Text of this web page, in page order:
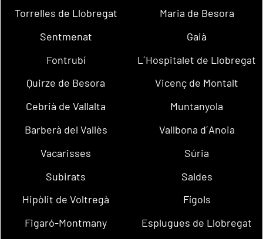
Torrelles de Llobregat
Maria de Besora
Sentmenat
Gaià
Fontrubí
L´Hospitalet de Llobregat
Quirze de Besora
Vicenç de Montalt
Cebrià de Vallalta
Muntanyola
Barberà del Vallès
Vallbona d´Anoia
Vacarisses
Súria
Subirats
Saldes
Hipòlit de Voltregà
Fígols
Figaró-Montmany
Esplugues de Llobregat